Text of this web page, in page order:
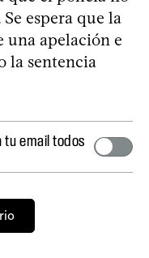
espera que la
una apelación e
la sentencia
tu email todos